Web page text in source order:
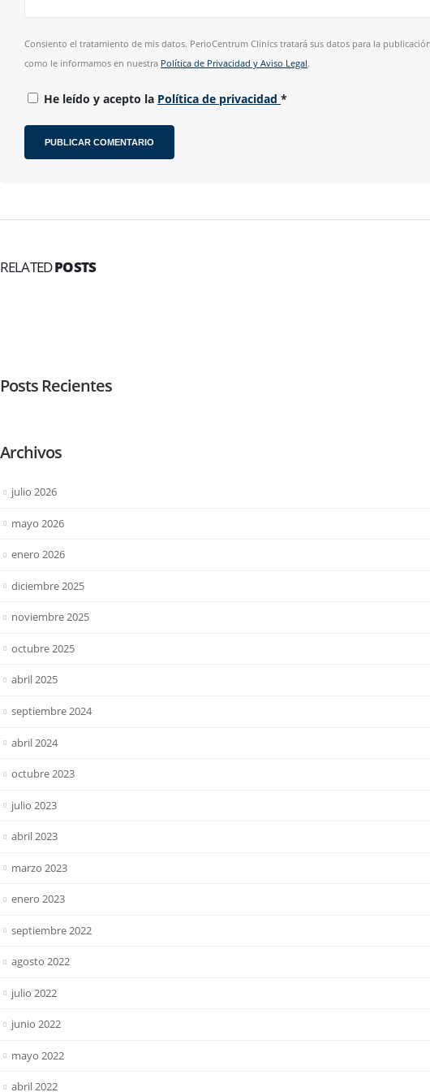
Consiento el tratamiento de mis datos. PerioCentrum Clinics tratará sus datos para la
como le informamos en nuestra Política de Privacidad y Aviso Legal.
He leído y acepto la Política de privacidad *
RELATEDPOSTS
Posts Recientes
Archivos
julio 2026
mayo 2026
enero 2026
diciembre 2025
noviembre 2025
octubre 2025
abril 2025
septiembre 2024
abril 2024
octubre 2023
julio 2023
abril 2023
marzo 2023
enero 2023
septiembre 2022
agosto 2022
julio 2022
junio 2022
mayo 2022
abril 2022